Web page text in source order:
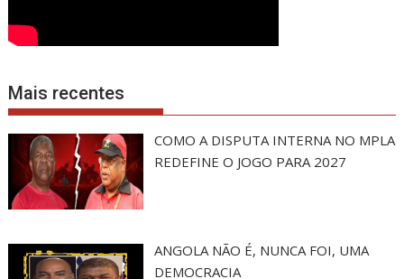
Mais recentes
COMO A DISPUTA INTERNA NO MPLA
REDEFINE O JOGO PARA 2027
ANGOLA NÃO É, NUNCA FOI, UMA
DEMOCRACIA